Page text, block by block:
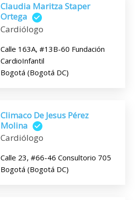
Claudia Maritza Staper
Ortega
Cardiólogo
Calle 163A, #13B-60 Fundación
CardioInfantil
Bogotá (Bogotá DC)
Climaco De Jesus Pérez
Molina
Cardiólogo
Calle 23, #66-46 Consultorio 705
Bogotá (Bogotá DC)